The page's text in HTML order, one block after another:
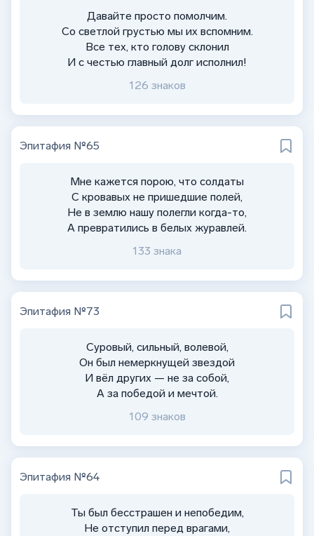
Давайте просто помолчим.
Со светлой грустью мы их вспомним.
Все тех, кто голову склонил
И с честью главный долг исполнил!
126 знаков
Эпитафия №65
Мне кажется порою, что солдаты
С кровавых не пришедшие полей,
Не в землю нашу полегли когда-то,
А превратились в белых журавлей.
133 знака
Эпитафия №73
Суровый, сильный, волевой,
Он был немеркнущей звездой
И вёл других — не за собой,
А за победой и мечтой.
109 знаков
Эпитафия №64
Ты был бесстрашен и непобедим,
Не отступил перед врагами,